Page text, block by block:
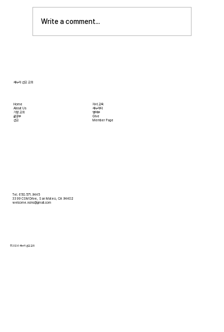
저희 교회에서 호스트 합니다. 목회자 40여명 식
사 준비를 돕고자 하시는 분들은 정경애 권사님
Write a comment...
Home
About Us
​가정 교회
​삶공부
​선교
자녀 교육
새누리터
영어부
Give
Member Page
Tel. 650.571.9445
3399 CSM Drive, San Mateo, CA 94402
welcome.ncmc@gmail.com
© 2026 새누리 선교 교회
새누리 선교 교회